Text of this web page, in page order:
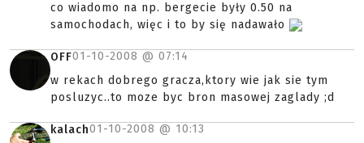
co wiadomo na np. bergecie były 0.50 na
samochodach, więc i to by się nadawało
OFF01-10-2008 @ 07:14
w rekach dobrego gracza,ktory wie jak sie tym
posluzyc..to moze byc bron masowej zaglady ;d
kalach01-10-2008 @ 10:13